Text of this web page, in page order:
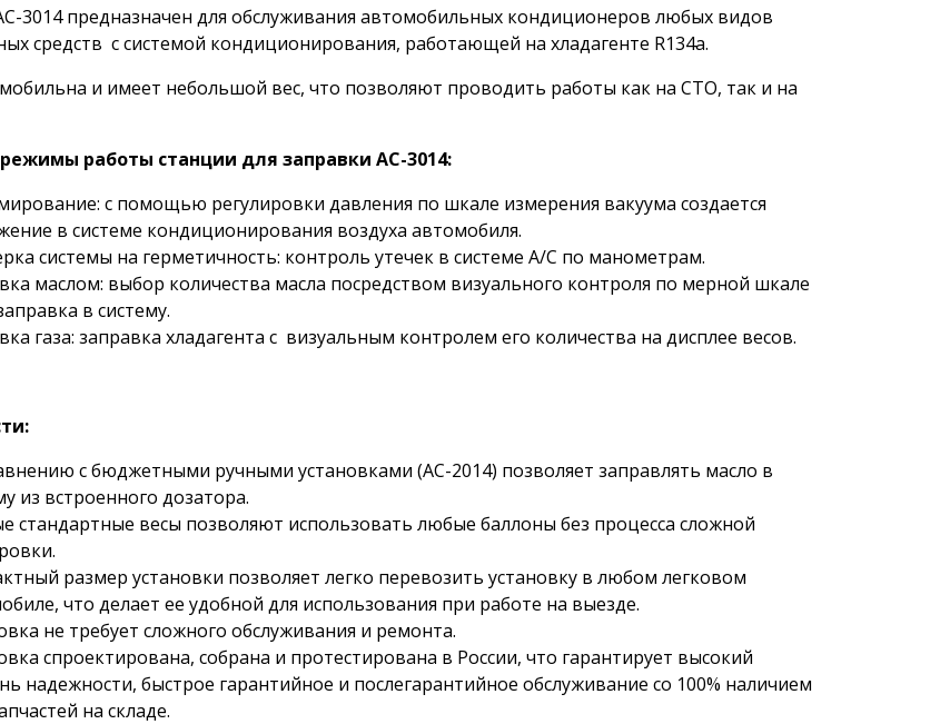
3014 предназначен для обслуживания автомобильных кондиционеров любых видов
средств с системой кондиционирования, работающей на хладагенте R134a.
и имеет небольшой вес, что позволяют проводить работы как на СТО, так и на
работы станции для заправки АС-3014:
с помощью регулировки давления по шкале измерения вакуума создается
в системе кондиционирования воздуха автомобиля.
системы на герметичность: контроль утечек в системе А/С по манометрам.
маслом: выбор количества масла посредством визуального контроля по мерной шкале
в систему.
газа: заправка хладагента с визуальным контролем его количества на дисплее весов.
с бюджетными ручными установками (AC-2014) позволяет заправлять масло в
из встроенного дозатора.
стандартные весы позволяют использовать любые баллоны без процесса сложной
размер установки позволяет легко перевозить установку в любом легковом
что делает ее удобной для использования при работе на выезде.
не требует сложного обслуживания и ремонта.
спроектирована, собрана и протестирована в России, что гарантирует высокий
надежности, быстрое гарантийное и послегарантийное обслуживание со 100% наличием
на складе.